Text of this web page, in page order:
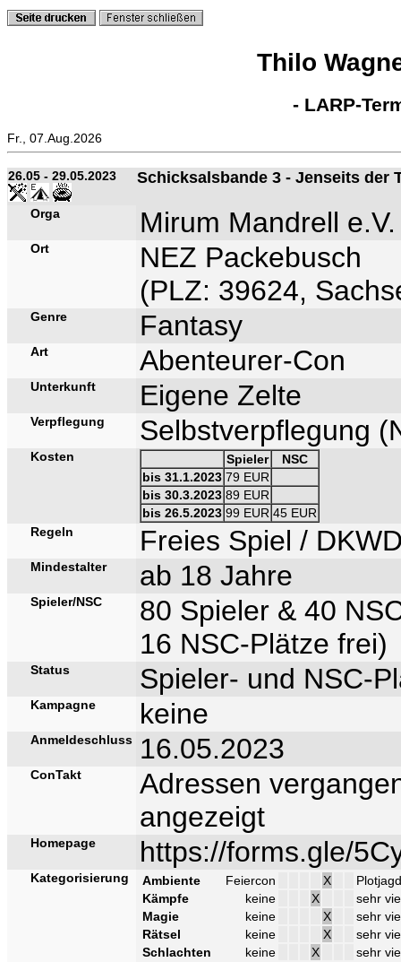
Thilo
- LARP-
Fr., 07.Aug.2026
26.05 - 29.05.2023 Schicksalsbande 3 - Jenseits der
Orga Mirum Mandrell e.V.
Ort
NEZ Packebusch
(PLZ: 39624,
Genre Fantasy
Art Abenteurer-Con
Unterkunft Eigene Zelte
Verpflegung Selbstverpflegung
Kosten Spieler
NSC
bis 31.1.2023 79 EUR
bis 30.3.2023 89 EUR
bis 26.5.2023 99 EUR 45 EUR
Regeln
Freies Spiel /
Mindestalter ab 18 Jahre
Spieler/NSC
80 Spieler & 40
16 NSC-Plätze frei)
Status Spieler- und NSC-
Kampagne keine
Anmeldeschluss 16.05.2023
ConTakt
Adressen
angezeigt
Homepage https://forms.gle/
Kategorisierung Ambiente Feiercon X
Plotjagd
Kämpfe
keine X
sehr
Magie
keine X
sehr
Rätsel
keine X
sehr
Schlachten
keine X
sehr